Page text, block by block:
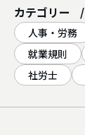
カテゴリー
人事・労務
就業規則
社労士